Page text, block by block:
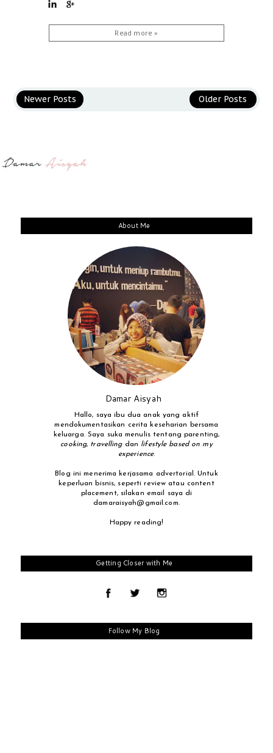
Read more »
Newer Posts Older Posts
About Me
Damar Aisyah
Hallo, saya ibu dua anak yang aktif
mendokumentasikan cerita keseharian bersama
keluarga. Saya suka menulis tentang parenting,
cooking, travellingdan lifestyle based on my
experience.
Blog ini menerima kerjasama advertorial. Untuk
keperluan bisnis, seperti review atau content
placement, silakan email saya di
damaraisyah@gmail.com.
Happy reading!
Getting Closer with Me
Follow My Blog